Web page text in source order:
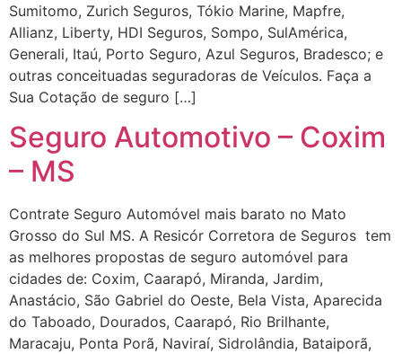
Sumitomo, Zurich Seguros, Tókio Marine, Mapfre,
Allianz, Liberty, HDI Seguros, Sompo, SulAmérica,
Generali, Itaú, Porto Seguro, Azul Seguros, Bradesco; e
outras conceituadas seguradoras de Veículos. Faça a
Sua Cotação de seguro […]
Seguro Automotivo – Coxim
– MS
Contrate Seguro Automóvel mais barato no Mato
Grosso do Sul MS. A Resicór Corretora de Seguros tem
as melhores propostas de seguro automóvel para
cidades de: Coxim, Caarapó, Miranda, Jardim,
Anastácio, São Gabriel do Oeste, Bela Vista, Aparecida
do Taboado, Dourados, Caarapó, Rio Brilhante,
Maracaju, Ponta Porã, Naviraí, Sidrolândia, Bataiporã,